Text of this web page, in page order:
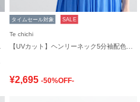
タイムセール対象 SALE
Te chichi
¥2,695 -50%OFF-